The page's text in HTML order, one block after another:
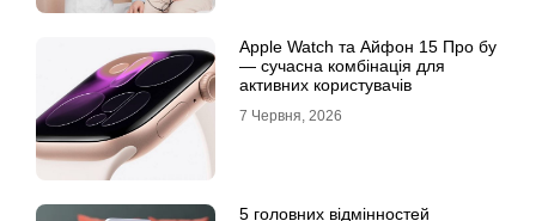
Apple Watch та Айфон 15 Про бу
— сучасна комбінація для
активних користувачів
7 Червня, 2026
5 головних відмінностей